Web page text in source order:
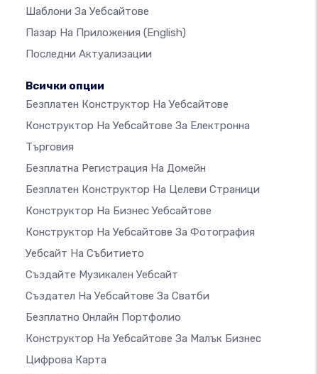
Шаблони За Уебсайтове
Пазар На Приложения (English)
Последни Актуализации
Всички опции
Безплатен Конструктор На Уебсайтове
Конструктор На Уебсайтове За Електронна
Търговия
Безплатна Регистрация На Домейн
Безплатен Конструктор На Целеви Страници
Конструктор На Бизнес Уебсайтове
Конструктор На Уебсайтове За Фотография
Уебсайт На Събитието
Създайте Музикален Уебсайт
Създател На Уебсайтове За Сватби
Безплатно Онлайн Портфолио
Конструктор На Уебсайтове За Малък Бизнес
Цифрова Карта